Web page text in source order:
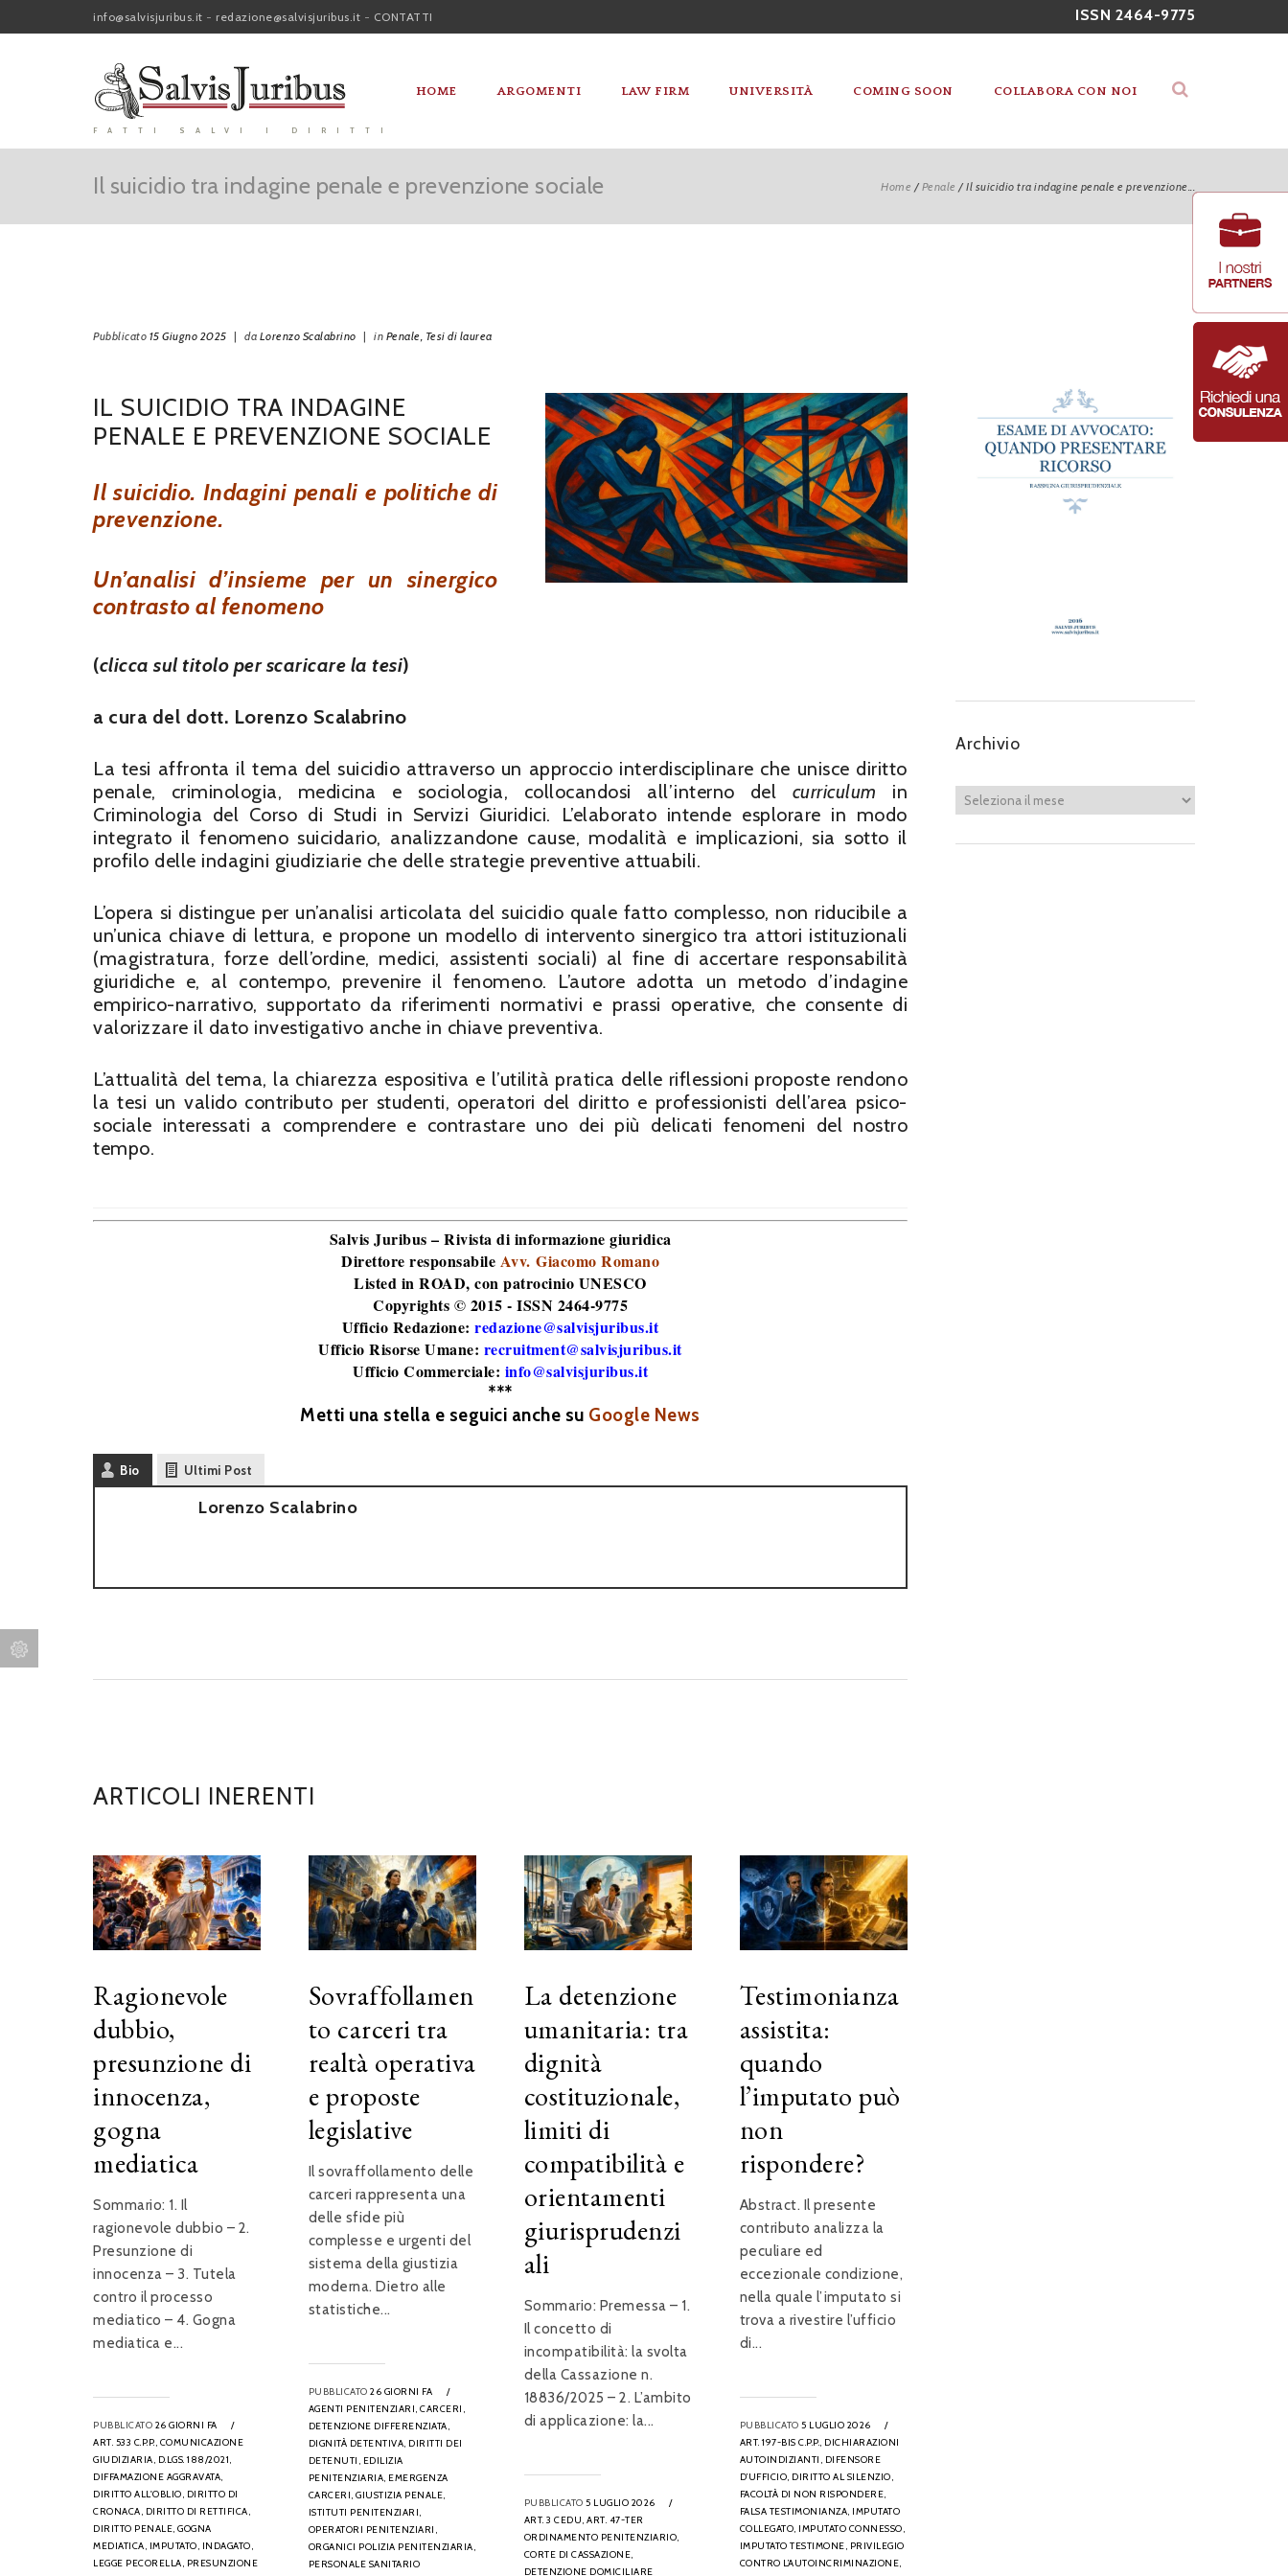
ISSN 2464-9775
info@salvisjuribus.it - redazione@salvisjuribus.it - CONTATTI
FATTI SALVI I DIRITTI
HOME ARGOMENTI LAW FIRM UNIVERSITÀ COMING SOON COLLABORA CON NOI
Home /Penale /Il suicidio tra indagine penale e prevenzione...
Il suicidio tra indagine penale e prevenzione sociale
Pubblicato 15 Giugno 2025 | da Lorenzo Scalabrino | in Penale, Tesi di laurea
IL SUICIDIO TRA INDAGINE
PENALE E PREVENZIONE SOCIALE
Il suicidio. Indagini penali e politiche di
prevenzione.
Un’analisi d’insieme per un sinergico
contrasto al fenomeno
(clicca sul titolo per scaricare la tesi)
a cura del dott. Lorenzo Scalabrino
La tesi affronta il tema del suicidio attraverso un approccio interdisciplinare che unisce diritto
penale, criminologia, medicina e sociologia, collocandosi all’interno del curriculum in
Criminologia del Corso di Studi in Servizi Giuridici. L’elaborato intende esplorare in modo
integrato il fenomeno suicidario, analizzandone cause, modalità e implicazioni, sia sotto il
profilo delle indagini giudiziarie che delle strategie preventive attuabili.
L’opera si distingue per un’analisi articolata del suicidio quale fatto complesso, non riducibile a
un’unica chiave di lettura, e propone un modello di intervento sinergico tra attori istituzionali
(magistratura, forze dell’ordine, medici, assistenti sociali) al fine di accertare responsabilità
giuridiche e, al contempo, prevenire il fenomeno. L’autore adotta un metodo d’indagine
empirico-narrativo, supportato da riferimenti normativi e prassi operative, che consente di
valorizzare il dato investigativo anche in chiave preventiva.
L’attualità del tema, la chiarezza espositiva e l’utilità pratica delle riflessioni proposte rendono
la tesi un valido contributo per studenti, operatori del diritto e professionisti dell’area psico-
sociale interessati a comprendere e contrastare uno dei più delicati fenomeni del nostro
tempo.
Salvis Juribus – Rivista di informazione giuridica
Direttore responsabile Avv. Giacomo Romano
Listed in ROAD, con patrocinio UNESCO
Copyrights © 2015 - ISSN 2464-9775
Ufficio Redazione: redazione@salvisjuribus.it
Ufficio Risorse Umane: recruitment@salvisjuribus.it
Ufficio Commerciale: info@salvisjuribus.it
***
Metti una stella e seguici anche su Google News
Bio Ultimi Post
Lorenzo Scalabrino
ARTICOLI INERENTI
Ragionevole
dubbio,
presunzione di
innocenza,
gogna
mediatica
Sommario: 1. Il
ragionevole dubbio – 2.
Presunzione di
innocenza – 3. Tutela
contro il processo
mediatico – 4. Gogna
mediatica e...
PUBBLICATO 26 GIORNI FA
/
ART. 533 C.P.P., COMUNICAZIONE
GIUDIZIARIA, D.LGS. 188/2021,
DIFFAMAZIONE AGGRAVATA,
DIRITTO ALL'OBLIO, DIRITTO DI
CRONACA, DIRITTO DI RETTIFICA,
DIRITTO PENALE, GOGNA
MEDIATICA, IMPUTATO, INDAGATO,
LEGGE PECORELLA, PRESUNZIONE
Sovraffollamen
to carceri tra
realtà operativa
e proposte
legislative
Il sovraffollamento delle
carceri rappresenta una
delle sfide più
complesse e urgenti del
sistema della giustizia
moderna. Dietro alle
statistiche...
PUBBLICATO26 GIORNI FA
/
AGENTI PENITENZIARI, CARCERI,
DETENZIONE DIFFERENZIATA,
DIGNITÀ DETENTIVA, DIRITTI DEI
DETENUTI, EDILIZIA
PENITENZIARIA, EMERGENZA
CARCERI, GIUSTIZIA PENALE,
ISTITUTI PENITENZIARI,
OPERATORI PENITENZIARI,
ORGANICI POLIZIA PENITENZIARIA,
PERSONALE SANITARIO
La detenzione
umanitaria: tra
dignità
costituzionale,
limiti di
compatibilità e
orientamenti
giurisprudenzi
ali
Sommario: Premessa – 1.
Il concetto di
incompatibilità: la svolta
della Cassazione n.
18836/2025 – 2. L’ambito
di applicazione: la...
PUBBLICATO5 LUGLIO 2026
/
ART. 3 CEDU, ART. 47-TER
ORDINAMENTO PENITENZIARIO,
CORTE DI CASSAZIONE,
DETENZIONE DOMICILIARE
Testimonianza
assistita:
quando
l’imputato può
non
rispondere?
Abstract. Il presente
contributo analizza la
peculiare ed
eccezionale condizione,
nella quale l’imputato si
trova a rivestire l’ufficio
di...
PUBBLICATO5 LUGLIO 2026
/
ART. 197-BIS C.P.P., DICHIARAZIONI
AUTOINDIZIANTI, DIFENSORE
D’UFFICIO, DIRITTO AL SILENZIO,
FACOLTÀ DI NON RISPONDERE,
FALSA TESTIMONIANZA, IMPUTATO
COLLEGATO, IMPUTATO CONNESSO,
IMPUTATO TESTIMONE, PRIVILEGIO
CONTRO L’AUTOINCRIMINAZIONE,
Archivio